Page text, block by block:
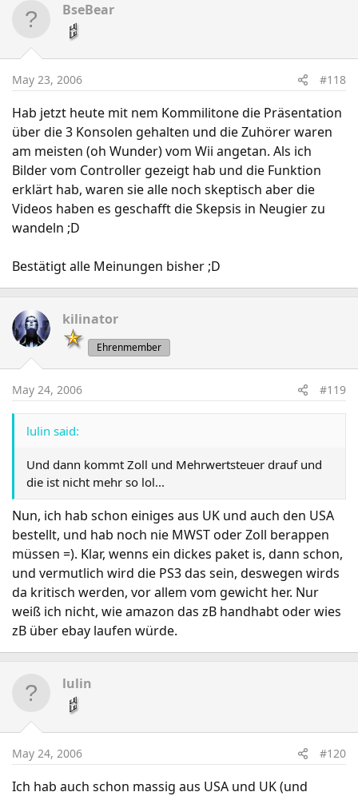
BseBear
May 23, 2006 #118
Hab jetzt heute mit nem Kommilitone die Präsentation
über die 3 Konsolen gehalten und die Zuhörer waren
am meisten (oh Wunder) vom Wii angetan. Als ich
Bilder vom Controller gezeigt hab und die Funktion
erklärt hab, waren sie alle noch skeptisch aber die
Videos haben es geschafft die Skepsis in Neugier zu
wandeln ;D
Bestätigt alle Meinungen bisher ;D
kilinator
Ehrenmember
May 24, 2006 #119
lulin said:
Und dann kommt Zoll und Mehrwertsteuer drauf und
die ist nicht mehr so lol...
Nun, ich hab schon einiges aus UK und auch den USA
bestellt, und hab noch nie MWST oder Zoll berappen
müssen =). Klar, wenns ein dickes paket is, dann schon,
und vermutlich wird die PS3 das sein, deswegen wirds
da kritisch werden, vor allem vom gewicht her. Nur
weiß ich nicht, wie amazon das zB handhabt oder wies
zB über ebay laufen würde.
lulin
May 24, 2006 #120
Ich hab auch schon massig aus USA und UK (und